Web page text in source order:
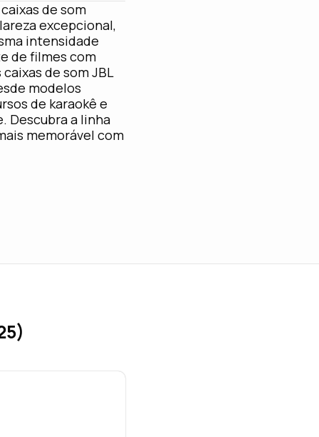
de som
excepcional,
intensidade
de filmes com
de som JBL
modelos
de karaokê e
Descubra a linha
memorável com